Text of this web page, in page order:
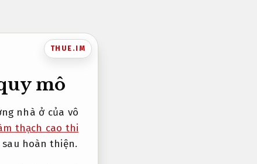
THUE.IM
mô
nhà ở của vô
thạch cao thi
sau hoàn thiện.